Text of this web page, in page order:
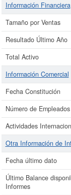
Información Financiera
Tamaño por Ventas
Resultado Último Año
Total Activo
Información Comercial
Fecha Constitución
Número de Empleados
Actividades
Otra Información de
Fecha último dato
Último Balance
Informes